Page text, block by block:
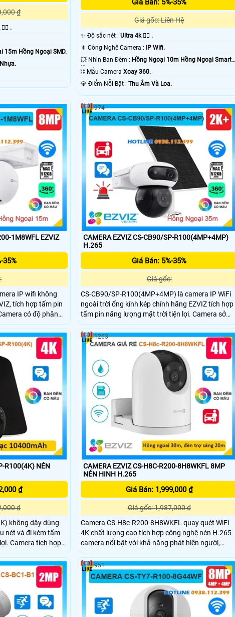
₫
.
15m Hồng Ngoại SMD.
Giá Bán: 5%-35%
Giá gốc: Liên Hệ
✨ Độ sắc nét :Ultra 4k 👍🏾 .
⚜️ Công Nghệ Camera :
IP Wifi.
💥 Nhìn Ban Đêm : Hồng Ngoại 10m Hồng Ngoại Smart
IR.⛓ Mẫu CameraXoay 360.
️💎 Điểm Nỗi Bật :Thu Âm Và Loa.
1M8WFL EZVIZ
35%
IP wifi không
tích hợp tấm pin
có độ phân
quét 360 độ, ghi
nhìn hồng ngoại
tiện thông
hợp mic và loa
thẻ nhớ lên đến
CAMERA EZVIZ CS-CB90/SP-R100(4MP+4MP)
H.265
Giá Bán: 5%-35%
Giá gốc:
CS-CB90/SP-R100(4MP+4MP) là camera IP WiFi
ngoài trời ống kính kép chính hãng EZVIZ tích hợp
tấm pin năng lượng mặt trời tiện lợi. Camera sở
hữu độ phân giải cao (4MP+4MP) hỗ trợ quay
quét, đàm thoại hai chiều, phát hiện con người và
phương tiện, cùng tầm nhìn hồng ngoại 35m full
color. Camera còn hỗ trợ khe thẻ nhớ lên đến
512GB và báo động thông minh phù hợp cho giám
sát an ninh 24/7.
974
NÉN
₫
₫
không dây dùng
nét và đi kèm tấm
thông minh, đàm
và đèn trợ sáng tầm
CAMERA EZVIZ CS-H8C-R200-8H8WKFL 8MP
NÉN HINH H.265
Giá Bán: 1,999,000 ₫
Giá gốc: 1,987,000 ₫
Camera CS-H8c-R200-8H8WKFL quay quét WiFi
4K chất lượng cao tích hợp công nghệ nén H.265
camera nổi bật với khả năng phát hiện người,
phương tiện, theo dõi chuyển động thông minh và
cảnh báo hiệu quả bằng còi, đèn chớp. Với hồng
ngoại 30m, đèn trợ sáng 20m, đàm thoại 2 chiều
và tiêu chuẩn IP65, đây là lựa chọn lý tưởng cho
việc giám sát an ninh
1263
951